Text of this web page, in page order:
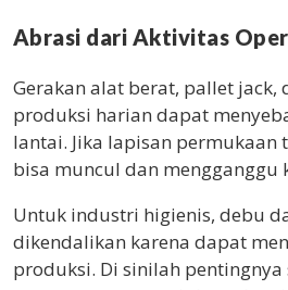
Abrasi dari Aktivitas
Gerakan alat berat, pallet jack,
produksi harian dapat
lantai. Jika lapisan permukaan
bisa muncul dan mengganggu
Untuk industri higienis, debu
dikendalikan karena dapat
produksi. Di sinilah